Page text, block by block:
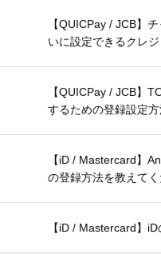
【QUICPay / JCB】
いに設定できるクレ
【QUICPay / JCB】
するための登録設定方
【iD / Mastercard】
の登録方法を教えてく
【iD / Mastercard】